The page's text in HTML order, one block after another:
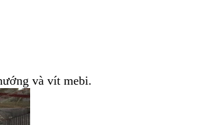
và vít mebi.